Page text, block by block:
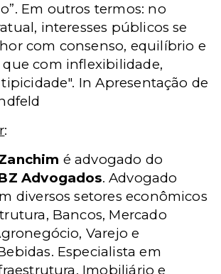
Em outros termos: no
interesses públicos se
com consenso, equilíbrio e
que com inflexibilidade,
In Apresentação de
:
é advogado do
Advogados. Advogado
diversos setores econômicos
Bancos, Mercado
Varejo e
Especialista em
Imobiliário e